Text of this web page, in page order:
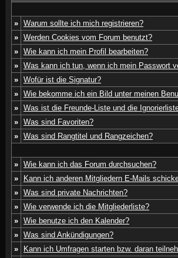
» Warum sollte ich mich registrieren?
» Werden Cookies vom Forum benutzt?
» Wie kann ich mein Profil bearbeiten?
» Was kann ich tun, wenn ich mein Passwort
» Wofür ist die Signatur?
» Wie bekomme ich ein Bild unter meinen
» Was ist die Freunde-Liste und die
» Was sind Favoriten?
» Was sind Rangtitel und Rangzeichen?
» Wie kann ich das Forum durchsuchen?
»
Kann ich anderen Mitgliedern E-Mails
» Was sind private Nachrichten?
» Wie verwende ich die Mitgliederliste?
» Wie benutze ich den Kalender?
» Was sind Ankündigungen?
»
Kann ich Umfragen starten bzw. daran